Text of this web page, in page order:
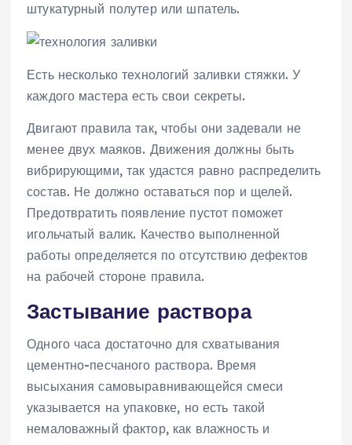
штукатурный полутер или шпатель.
Есть несколько технологий заливки стяжки. У
каждого мастера есть свои секреты.
Двигают правила так, чтобы они задевали не
менее двух маяков. Движения должны быть
вибрирующими, так удастся равно распределить
состав. Не должно оставаться пор и щелей.
Предотвратить появление пустот поможет
игольчатый валик. Качество выполненной
работы определяется по отсутствию дефектов
на рабочей стороне правила.
Застывание раствора
Одного часа достаточно для схватывания
цементно-песчаного раствора. Время
высыхания самовыравнивающейся смеси
указывается на упаковке, но есть такой
немаловажный фактор, как влажность и